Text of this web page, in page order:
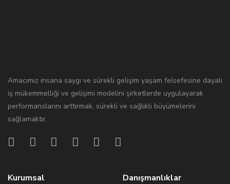
Amacımız insana saygı ve sürekli gelişim yaşam felsefesine dayalı
iş mükemmelliği ve gelişimi modelini şirketlerde uygulayarak
performanslarını arttırmak, sürekli ve sağlıklı büyümelerini
sağlamaktır.
Kurumsal Danışmanlıklar